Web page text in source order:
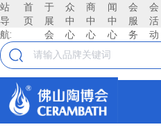
站
导
航:
首
页
于
展
会
众
中
心
商
中
心
闻
中
心
会
服
务
会
活
动